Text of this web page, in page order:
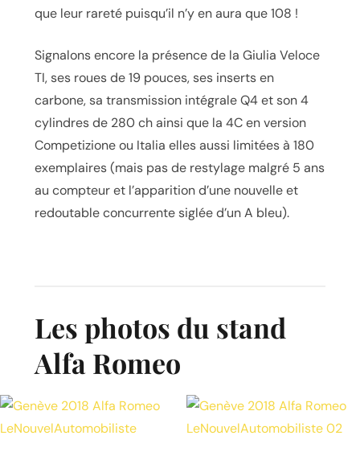
que leur rareté puisqu’il n’y en aura que 108 !
Signalons encore la présence de la Giulia Veloce
TI, ses roues de 19 pouces, ses inserts en
carbone, sa transmission intégrale Q4 et son 4
cylindres de 280 ch ainsi que la 4C en version
Competizione ou Italia elles aussi limitées à 180
exemplaires (mais pas de restylage malgré 5 ans
au compteur et l’apparition d’une nouvelle et
redoutable concurrente siglée d’un A bleu).
Les photos du stand
Alfa Romeo